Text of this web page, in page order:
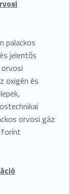
palackos
jelentős
oxigén és
orvosi gáz
forint